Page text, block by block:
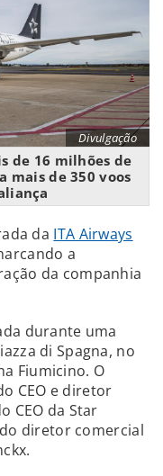
Divulgação
de 16 milhões de
mais de 350 voos
da ITA Airways
a
da companhia
durante uma
di Spagna, no
Fiumicino. O
CEO e diretor
CEO da Star
diretor comercial